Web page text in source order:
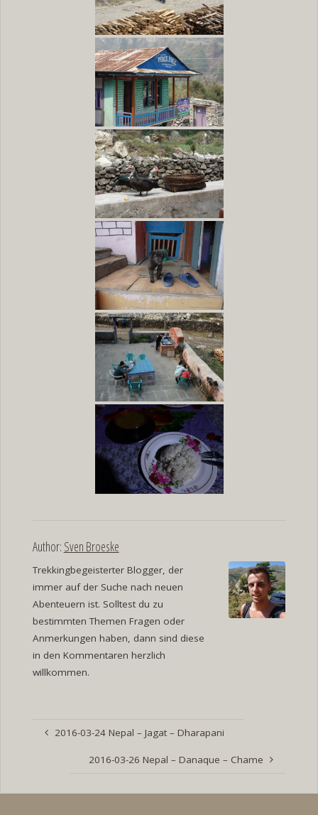
Author: Sven Broeske
Trekkingbegeisterter Blogger, der
immer auf der Suche nach neuen
Abenteuern ist. Solltest du zu
bestimmten Themen Fragen oder
Anmerkungen haben, dann sind diese
in den Kommentaren herzlich
willkommen.
2016-03-24 Nepal – Jagat – Dharapani
2016-03-26 Nepal – Danaque – Chame